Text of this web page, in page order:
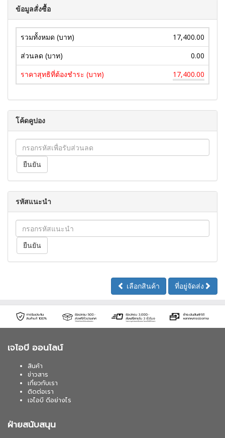
ข้อมูลสั่งซื้อ
รวมทั้งหมด (บาท)
17,400.00
ส่วนลด (บาท)
0.00
ราคาสุทธิที่ต้องชำระ (บาท)
17,400.00
โค้ดคูปอง
รหัสแนะนำ
เลือกสินค้า ที่อยู่จัดส่ง
เจไอบี ออนไลน์
สินค้า
ข่าวสาร
เกี่ยวกับเรา
ติดต่อเรา
เจไอบี ดีอย่างไร
ฝ่ายสนับสนุน